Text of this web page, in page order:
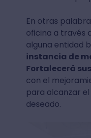
En otras
oficina a través
alguna entidad
instancia de
Fortalecerá
con el
para alcanzar el
deseado.